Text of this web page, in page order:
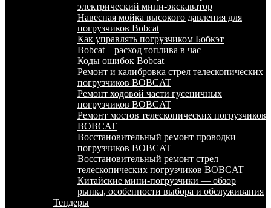
электрический мини-экскаватор
Навесная мойка высокого давления для
погрузчиков Bobcat
Как управлять погрузчиком Бобкэт
Bobcat – расход топлива в час
Коды ошибок Bobcat
Ремонт и калибровка стрел телескопических
погрузчиков BOBCAT
Ремонт ходовой части гусеничных
погрузчиков BOBCAT
Ремонт мостов телескопических погрузчиков
BOBCAT
Восстановительный ремонт проводки
погрузчиков BOBCAT
Восстановительный ремонт стрел
телескопических погрузчиков BOBCAT
Китайские мини-погрузчики — обзор
рынка, особенности выбора и обслуживания
Тендеры